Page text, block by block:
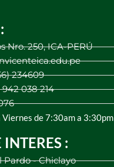
Nro. 250, ICA-PERÚ
234609
038 214
Viernes de 7:30am a 3:30pm
INTERES :
Pardo - Chiclayo